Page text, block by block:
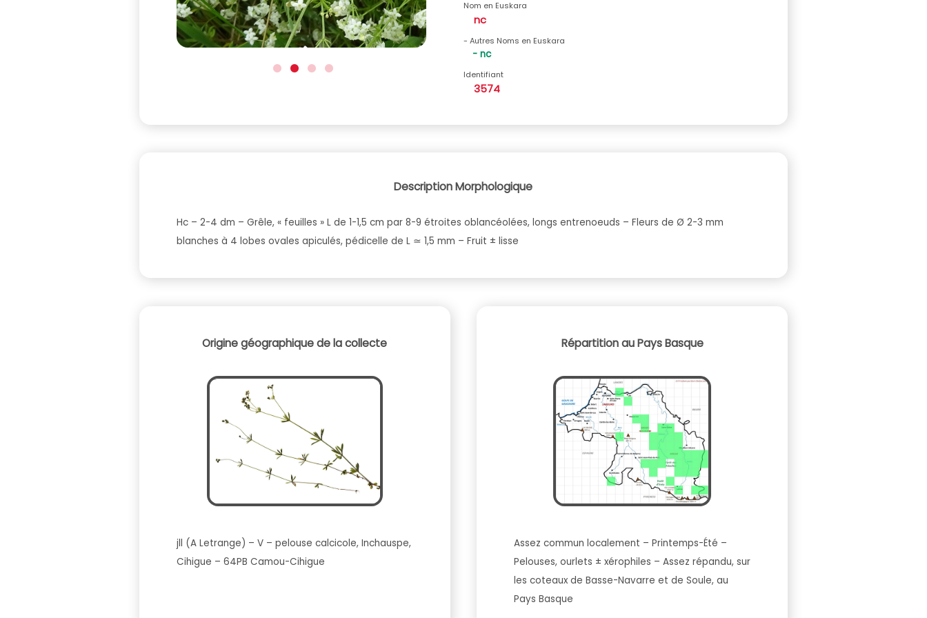
Nom en Euskara
nc
- Autres Noms en Euskara
- nc
Identifiant
3574
Description Morphologique
Hc – 2-4 dm – Grêle, « feuilles » L de 1-1,5 cm par 8-9 étroites oblancéolées, longs entrenoeuds – Fleurs de Ø 2-3 mm
blanches à 4 lobes ovales apiculés, pédicelle de L ≃ 1,5 mm – Fruit ± lisse
Origine géographique de la collecte
jll (A Letrange) – V – pelouse calcicole, Inchauspe,
Cihigue – 64PB Camou-Cihigue
Répartition au Pays Basque
Assez commun localement – Printemps-Été –
Pelouses, ourlets ± xérophiles – Assez répandu, sur
les coteaux de Basse-Navarre et de Soule, au
Pays Basque